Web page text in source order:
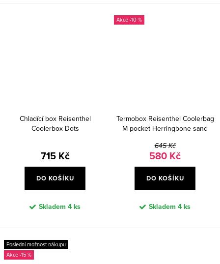
Chladící box Reisenthel
Coolerbox Dots
715 Kč
DO KOŠÍKU
Skladem 4 ks
-10 %
Termobox Reisenthel Coolerbag
M pocket Herringbone sand
645 Kč
580 Kč
DO KOŠÍKU
Skladem 4 ks
Poslední možnost nákupu
-15 %